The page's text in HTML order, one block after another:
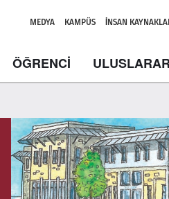
MEDYA KAMPÜS İNSAN
ÖĞRENCİ